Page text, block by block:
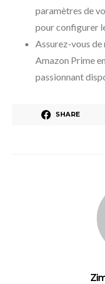
paramètres de
pour configurer
Assurez-vous
Amazon Prime
passionnant
SHARE